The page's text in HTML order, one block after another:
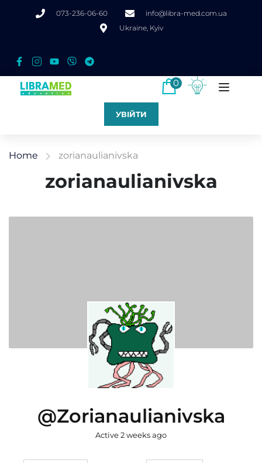
073-236-06-60
info@libra-med.com.ua
Ukraine, Kyiv
0
УВІЙТИ
Home zorianaulianivska
zorianaulianivska
@zorianaulianivska
Active 2 weeks ago